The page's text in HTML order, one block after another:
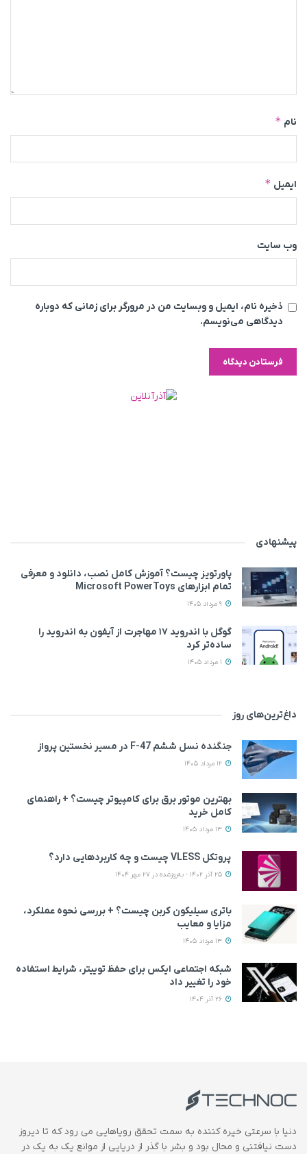
نام *
ایمیل *
وب‌ سایت
ذخیره نام، ایمیل و وبسایت من در مرورگر برای زمانی که دوباره
دیدگاهی می‌نویسم.
پیشنهادی
پاورتویز چیست؟ آموزش کامل نصب، دانلود و معرفی
تمام ابزارهای Microsoft PowerToys
گوگل با اندروید ۱۷ مهاجرت از آیفون به اندروید را
ساده‌تر کرد
داغ‌ترین‌های روز
جنگنده نسل ششم F-47 در مسیر نخستین پرواز
بهترین موتور برق برای کامپیوتر چیست؟ + راهنمای
کامل خرید
پروتکل VLESS چیست و چه کاربردهایی دارد؟
باتری سیلیکون کربن چیست؟ + بررسی نحوه عملکرد،
مزایا و معایب
شبکه اجتماعی ایکس برای حفظ توییتر، شرایط استفاده
خود را تغییر داد
دنیا با سرعتی خیره کننده به سمت تحقق رویاهایی می رود که تا دیروز
دست نیافتنی و محال بود و بشر با گذر از دریایی از موانع یک به یک در